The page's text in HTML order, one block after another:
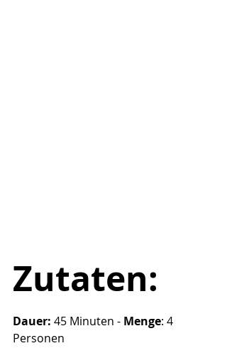
Zutaten:
Dauer: 45 Minuten - Menge: 4
Personen